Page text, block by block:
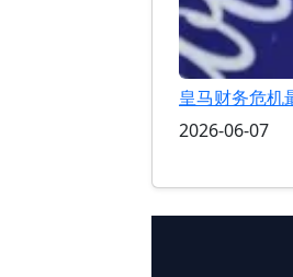
皇马财务危机
2026-06-07